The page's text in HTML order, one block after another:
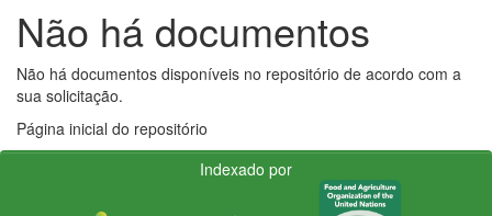
Não há documentos
Não há documentos disponíveis no repositório de acordo com a
sua solicitação.
Página inicial do repositório
Indexado por